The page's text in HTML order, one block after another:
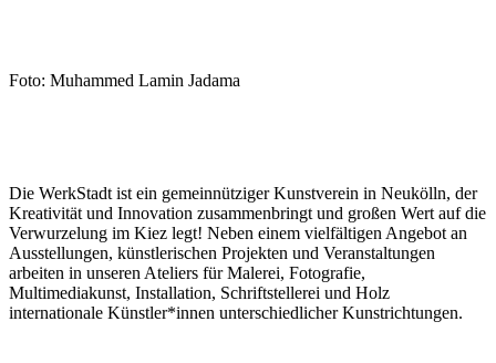
Foto: Muhammed Lamin Jadama
Die WerkStadt ist ein gemeinnütziger Kunstverein in Neukölln, der
Kreativität und Innovation zusammenbringt und großen Wert auf die
Verwurzelung im Kiez legt! Neben einem vielfältigen Angebot an
Ausstellungen, künstlerischen Projekten und Veranstaltungen
arbeiten in unseren Ateliers für Malerei, Fotografie,
Multimediakunst, Installation, Schriftstellerei und Holz
internationale Künstler*innen unterschiedlicher Kunstrichtungen.